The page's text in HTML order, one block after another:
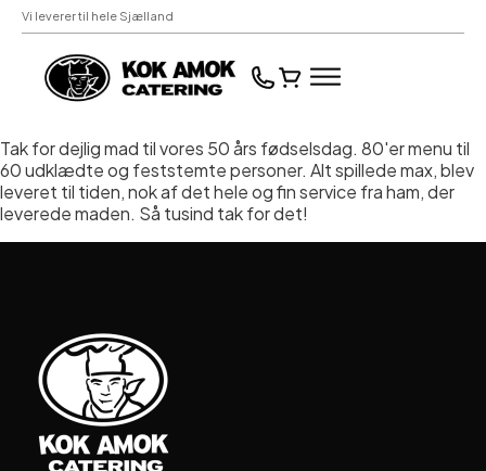
Vi leverer til hele Sjælland
Tak for dejlig mad til vores 50 års fødselsdag. 80'er menu til
60 udklædte og feststemte personer. Alt spillede max, blev
leveret til tiden, nok af det hele og fin service fra ham, der
leverede maden. Så tusind tak for det!